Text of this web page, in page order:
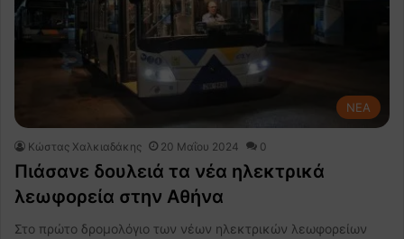
NEA
Κώστας Χαλκιαδάκης 20 Μαΐου 2024 0
Πιάσανε δουλειά τα νέα ηλεκτρικά
λεωφορεία στην Αθήνα
Στο πρώτο δρομολόγιο των νέων ηλεκτρικών λεωφορείων